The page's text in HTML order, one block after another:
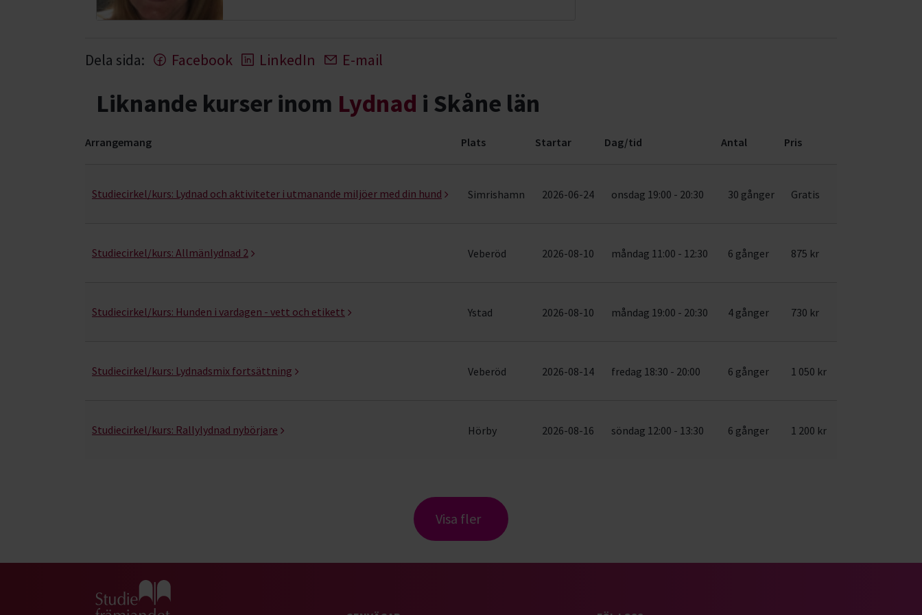
Dela sida: Facebook LinkedIn E-mail
Liknande kurser inom Lydnad i Skåne län
Arrangemang Plats Startar Dag/tid Antal Pris
Studiecirkel/kurs: Lydnad och aktiviteter i utmanande miljöer med din hund Simrishamn 2026-06-24 onsdag 19:00 - 20:30 30 gånger Gratis
Studiecirkel/kurs: Allmänlydnad 2 Veberöd 2026-08-10 måndag 11:00 - 12:30 6 gånger 875 kr
Studiecirkel/kurs: Hunden i vardagen - vett och etikett Ystad 2026-08-10 måndag 19:00 - 20:30 4 gånger 730 kr
Studiecirkel/kurs: Lydnadsmix fortsättning Veberöd 2026-08-14 fredag 18:30 - 20:00 6 gånger 1 050 kr
Studiecirkel/kurs: Rallylydnad nybörjare Hörby 2026-08-16 söndag 12:00 - 13:30 6 gånger 1 200 kr
Visa fler
Gå till studiefrämjandets startsida